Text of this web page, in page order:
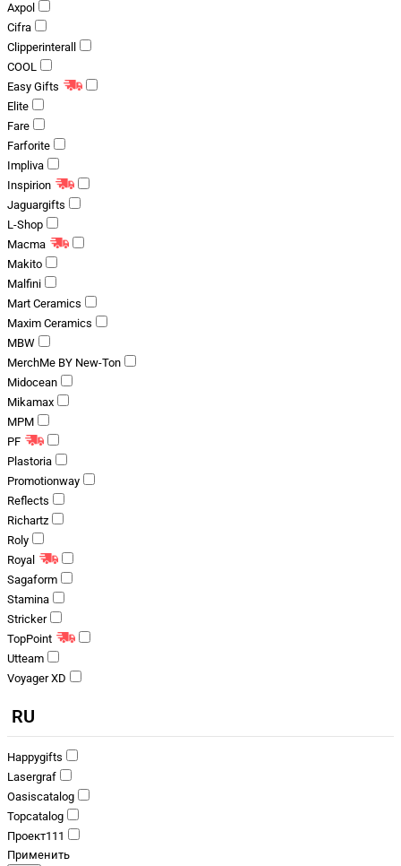
Axpol
Cifra
Clipperinterall
COOL
Easy Gifts
Elite
Fare
Farforite
Impliva
Inspirion
Jaguargifts
L-Shop
Macma
Makito
Malfini
Mart Ceramics
Maxim Ceramics
MBW
MerchMe BY New-Ton
Midocean
Mikamax
MPM
PF
Plastoria
Promotionway
Reflects
Richartz
Roly
Royal
Sagaform
Stamina
Stricker
TopPoint
Utteam
Voyager XD
RU
Happygifts
Lasergraf
Oasiscatalog
Topcatalog
Проект111
Применить